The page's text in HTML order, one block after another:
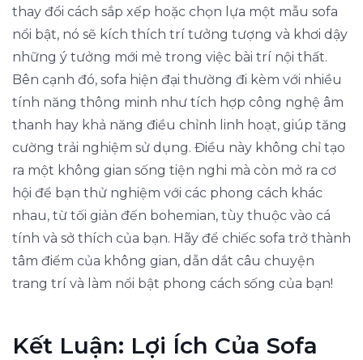
thay đổi cách sắp xếp hoặc chọn lựa một mẫu sofa
nổi bật, nó sẽ kích thích trí tưởng tượng và khơi dậy
những ý tưởng mới mẻ trong việc bài trí nội thất.
Bên cạnh đó, sofa hiện đại thường đi kèm với nhiều
tính năng thông minh như tích hợp công nghệ âm
thanh hay khả năng điều chỉnh linh hoạt, giúp tăng
cường trải nghiệm sử dụng. Điều này không chỉ tạo
ra một không gian sống tiện nghi mà còn mở ra cơ
hội để bạn thử nghiệm với các phong cách khác
nhau, từ tối giản đến bohemian, tùy thuộc vào cá
tính và sở thích của bạn. Hãy để chiếc sofa trở thành
tâm điểm của không gian, dẫn dắt câu chuyện
trang trí và làm nổi bật phong cách sống của bạn!
Kết Luận: Lợi Ích Của Sofa